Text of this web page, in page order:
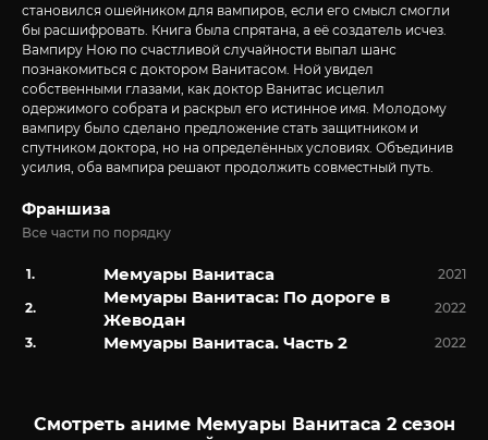
становился ошейником для вампиров, если его смысл смогли
бы расшифровать. Книга была спрятана, а её создатель исчез.
Вампиру Ною по счастливой случайности выпал шанс
познакомиться с доктором Ванитасом. Ной увидел
собственными глазами, как доктор Ванитас исцелил
одержимого собрата и раскрыл его истинное имя. Молодому
вампиру было сделано предложение стать защитником и
спутником доктора, но на определённых условиях. Объединив
усилия, оба вампира решают продолжить совместный путь.
Франшиза
Все части по порядку
Мемуары Ванитаса 2021
Мемуары Ванитаса: По дороге в
Жеводан
2022
Мемуары Ванитаса. Часть 2 2022
Смотреть аниме Мемуары Ванитаса 2 сезон